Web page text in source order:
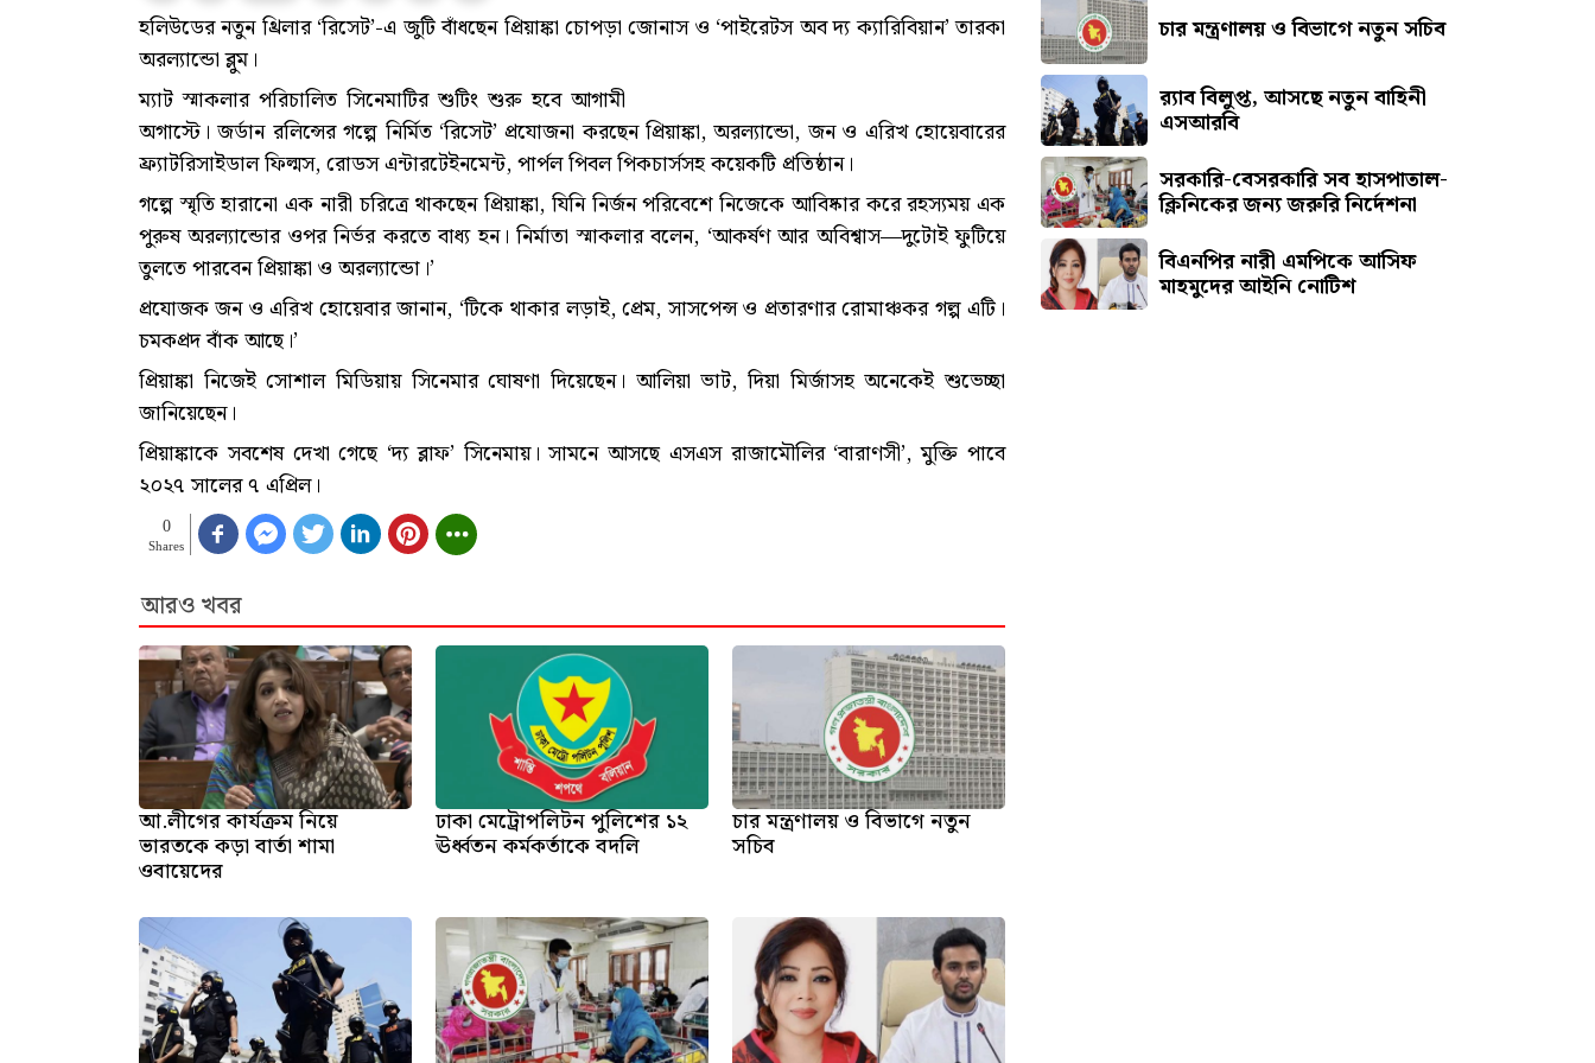
হলিউডের নতুন থ্রিলার ‘রিসেট’-এ জুটি বাঁধছেন প্রিয়াঙ্কা চোপড়া জোনাস ও ‘পাইরেটস অব দ্য ক্যারিবিয়ান’ তারকা
অরল্যান্ডো ব্লুম।
ম্যাট স্মাকলার পরিচালিত সিনেমাটির শুটিং শুরু হবে আগামী
অগাস্টে। জর্ডান রলিন্সের গল্পে নির্মিত ‘রিসেট’ প্রযোজনা করছেন প্রিয়াঙ্কা, অরল্যান্ডো, জন ও এরিখ হোয়েবারের
ফ্র্যাটরিসাইডাল ফিল্মস, রোডস এন্টারটেইনমেন্ট, পার্পল পিবল পিকচার্সসহ কয়েকটি প্রতিষ্ঠান।
গল্পে স্মৃতি হারানো এক নারী চরিত্রে থাকছেন প্রিয়াঙ্কা, যিনি নির্জন পরিবেশে নিজেকে আবিষ্কার করে রহস্যময় এক
পুরুষ অরল্যান্ডোর ওপর নির্ভর করতে বাধ্য হন। নির্মাতা স্মাকলার বলেন, ‘আকর্ষণ আর অবিশ্বাস—দুটোই ফুটিয়ে
তুলতে পারবেন প্রিয়াঙ্কা ও অরল্যান্ডো।’
প্রযোজক জন ও এরিখ হোয়েবার জানান, ‘টিকে থাকার লড়াই, প্রেম, সাসপেন্স ও প্রতারণার রোমাঞ্চকর গল্প এটি।
চমকপ্রদ বাঁক আছে।’
প্রিয়াঙ্কা নিজেই সোশাল মিডিয়ায় সিনেমার ঘোষণা দিয়েছেন। আলিয়া ভাট, দিয়া মির্জাসহ অনেকেই শুভেচ্ছা
জানিয়েছেন।
প্রিয়াঙ্কাকে সবশেষ দেখা গেছে ‘দ্য ব্লাফ’ সিনেমায়। সামনে আসছে এসএস রাজামৌলির ‘বারাণসী’, মুক্তি পাবে
২০২৭ সালের ৭ এপ্রিল।
0
Shares
আরও খবর
আ.লীগের কার্যক্রম নিয়ে
ভারতকে কড়া বার্তা শামা
ওবায়েদের
ঢাকা মেট্রোপলিটন পুলিশের ১২
ঊর্ধ্বতন কর্মকর্তাকে বদলি
চার মন্ত্রণালয় ও বিভাগে নতুন
সচিব
চার মন্ত্রণালয় ও বিভাগে নতুন সচিব
র‍্যাব বিলুপ্ত, আসছে নতুন বাহিনী
এসআরবি
সরকারি-বেসরকারি সব হাসপাতাল-
ক্লিনিকের জন্য জরুরি নির্দেশনা
বিএনপির নারী এমপিকে আসিফ
মাহমুদের আইনি নোটিশ